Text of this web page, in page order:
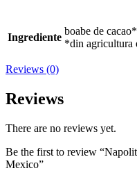
Ingrediente
boabe de
*din agricultura
Reviews (0)
Reviews
There are no reviews yet.
Be the first to review
Mexico”